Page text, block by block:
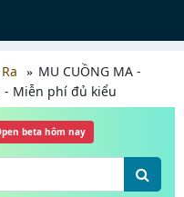
MU CUỒNG MA -
- Miễn phí đủ kiểu
beta hôm nay